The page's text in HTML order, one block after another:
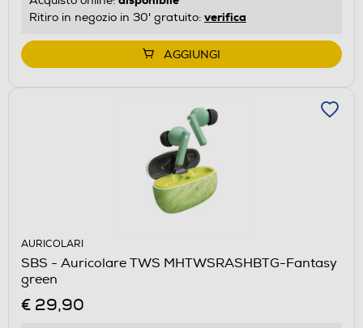
Ritiro in negozio in 30' gratuito: verifica
AGGIUNGI
AURICOLARI
SBS - Auricolare TWS MHTWSRASHBTG-Fantasy
green
€ 29,90